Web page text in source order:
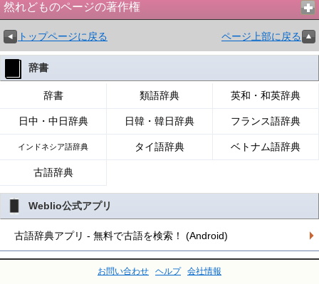
然れどものページの著作権
トップページに戻る ページ上部に戻る
辞書
辞書 類語辞典 英和・和英辞典
日中・中日辞典 日韓・韓日辞典 フランス語辞典
インドネシア語辞典 タイ語辞典 ベトナム語辞典
古語辞典
Weblio公式アプリ
古語辞典アプリ - 無料で古語を検索！ (Android)
お問い合わせ ヘルプ 会社情報